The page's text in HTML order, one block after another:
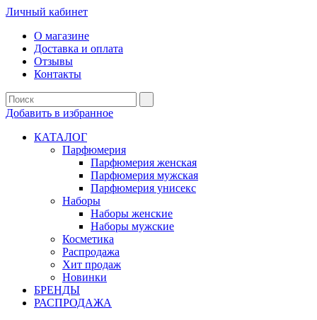
Личный кабинет
О магазине
Доставка и оплата
Отзывы
Контакты
Добавить в избранное
КАТАЛОГ
Парфюмерия
Парфюмерия женская
Парфюмерия мужская
Парфюмерия унисекс
Наборы
Наборы женские
Наборы мужские
Косметика
Распродажа
Хит продаж
Новинки
БРЕНДЫ
РАСПРОДАЖА